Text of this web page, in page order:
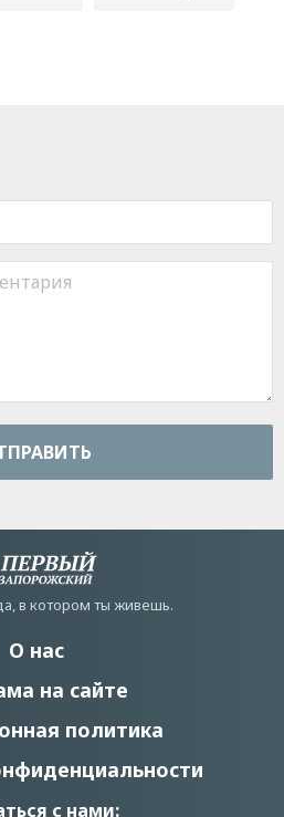
в котором ты живешь.
О нас
на сайте
политика
с нами: